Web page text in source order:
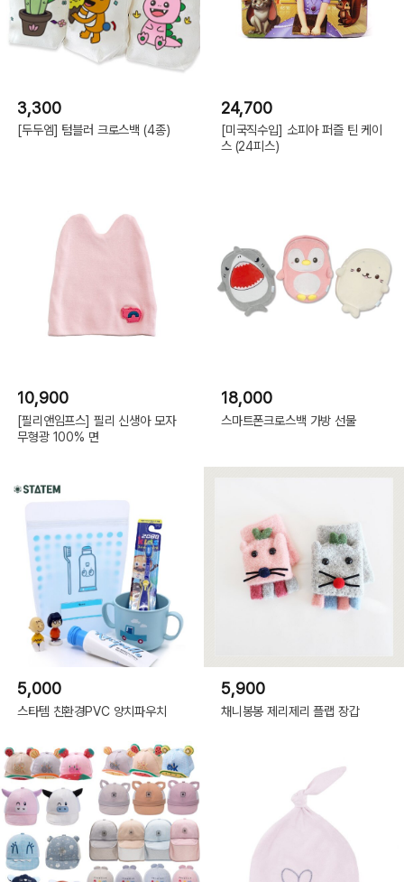
3,300
[두두엠] 텀블러 크로스백 (4종)
24,700
[미국직수입] 소피아 퍼즐 틴 케이
스 (24피스)
10,900
[필리앤임프스] 필리 신생아 모자
무형광 100% 면
18,000
스마트폰크로스백 가방 선물
5,000
스타템 친환경PVC 양치파우치
5,900
채니봉봉 제리제리 플랩 장갑